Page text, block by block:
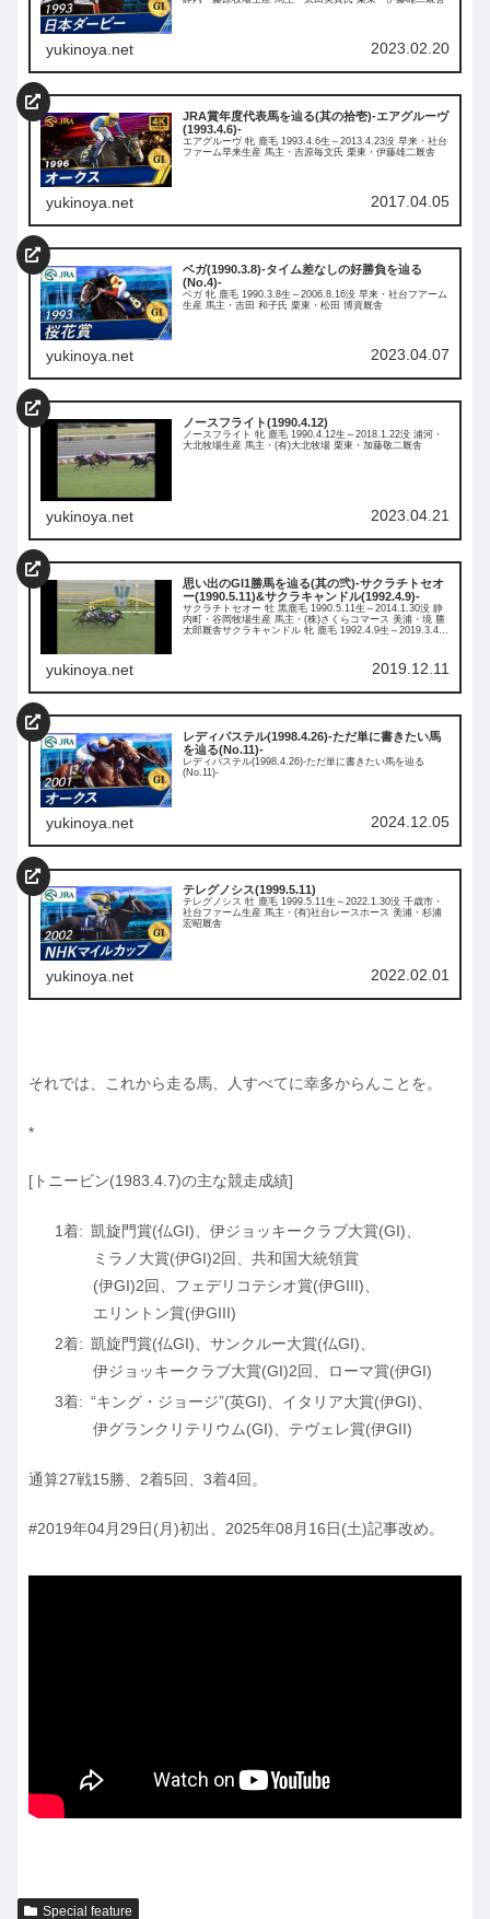
yukinoya.net 2023.02.20
JRA賞年度代表馬を辿る(其の拾壱)-エアグルーヴ
(1993.4.6)-
エアグルーヴ 牝 鹿毛 1993.4.6生～2013.4.23没 早来・社台
ファーム早来生産 馬主・吉原毎文氏 栗東・伊藤雄二厩舎
yukinoya.net 2017.04.05
ベガ(1990.3.8)-タイム差なしの好勝負を辿る
(No.4)-
ベガ 牝 鹿毛 1990.3.8生～2006.8.16没 早来・社台フアーム
生産 馬主・吉田 和子氏 栗東・松田 博資厩舎
yukinoya.net 2023.04.07
ノースフライト(1990.4.12)
ノースフライト 牝 鹿毛 1990.4.12生～2018.1.22没 浦河・
大北牧場生産 馬主・(有)大北牧場 栗東・加藤敬二厩舎
yukinoya.net 2023.04.21
思い出のGI1勝馬を辿る(其の弐)-サクラチトセオ
ー(1990.5.11)&サクラキャンドル(1992.4.9)-
サクラチトセオー 牡 黒鹿毛 1990.5.11生～2014.1.30没 静
内町・谷岡牧場生産 馬主・(株)さくらコマース 美浦・境 勝
太郎厩舎サクラキャンドル 牝 鹿毛 1992.4.9生～2019.3.4没
yukinoya.net 2019.12.11
レディパステル(1998.4.26)-ただ単に書きたい馬
を辿る(No.11)-
レディパステル(1998.4.26)-ただ単に書きたい馬を辿る
(No.11)-
yukinoya.net 2024.12.05
テレグノシス(1999.5.11)
テレグノシス 牡 鹿毛 1999.5.11生～2022.1.30没 千歳市・
社台ファーム生産 馬主・(有)社台レースホース 美浦・杉浦
宏昭厩舎
yukinoya.net 2022.02.01
それでは、これから走る馬、人すべてに幸多からんことを。
*
[トニービン(1983.4.7)の主な競走成績]
凱旋門賞(仏GI)、伊ジョッキークラブ大賞(GI)、
ミラノ大賞(伊GI)2回、共和国大統領賞
(伊GI)2回、フェデリコテシオ賞(伊GIII)、
エリントン賞(伊GIII)
凱旋門賞(仏GI)、サンクルー大賞(仏GI)、
伊ジョッキークラブ大賞(GI)2回、ローマ賞(伊GI)
“キング・ジョージ”(英GI)、イタリア大賞(伊GI)、
伊グランクリテリウム(GI)、テヴェレ賞(伊GII)
通算27戦15勝、2着5回、3着4回。
#2019年04月29日(月)初出、2025年08月16日(土)記事改め。
Special feature